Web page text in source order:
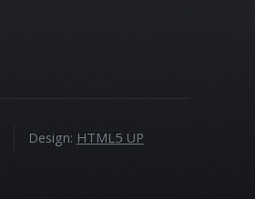
Design: HTML5 UP